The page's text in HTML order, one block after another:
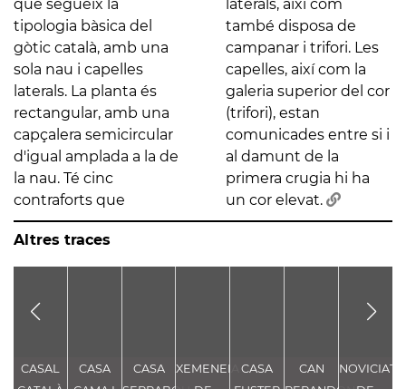
que segueix la
tipologia bàsica del
gòtic català, amb una
sola nau i capelles
laterals. La planta és
rectangular, amb una
capçalera semicircular
d'igual amplada a la de
la nau. Té cinc
contraforts que
laterals, així com
també disposa de
campanar i trifori. Les
capelles, així com la
galeria superior del cor
(trifori), estan
comunicades entre si i
al damunt de la
primera crugia hi ha
un cor elevat.
Altres traces
CASAL
CASA
CASA
XEMENEIA
CASA
CAN
NOVICIAT